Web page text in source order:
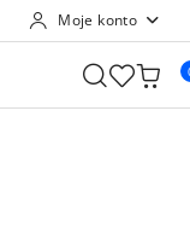
Moje konto